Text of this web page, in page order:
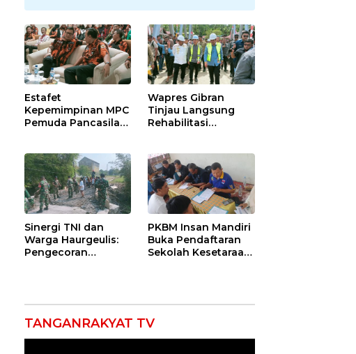
Estafet
Kepemimpinan MPC
Pemuda Pancasila
Sugianto Dipastikan
Pimpin Organisasi
Lewat Muscablub
Wapres Gibran
Tinjau Langsung
Rehabilitasi
Targetkan
Konektivitas Pulih
Cepat
Sinergi TNI dan
Warga Haurgeulis:
Pengecoran
Rampung
PKBM Insan Mandiri
Buka Pendaftaran
Sekolah Kesetaraan
TANGANRAKYAT TV